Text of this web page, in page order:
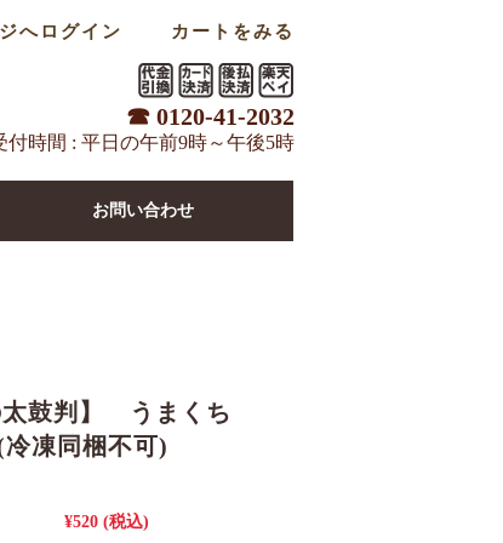
へログイン カートをみる
☎ 0120-41-2032
付時間 : 平日の午前9時～午後5時
お問い合わせ
太鼓判】 うまくち
凍同梱不可)
¥520 (税込)